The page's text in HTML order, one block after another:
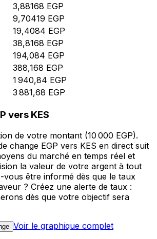
3,88168 EGP
9,70419 EGP
19,4084 EGP
38,8168 EGP
194,084 EGP
388,168 EGP
1 940,84 EGP
3 881,68 EGP
vers KES
de votre montant (10 000 EGP).
change EGP vers KES en direct suit
du marché en temps réel et
la valeur de votre argent à tout
vous être informé dès que le taux
? Créez une alerte de taux :
dès que votre objectif sera
Voir le graphique complet